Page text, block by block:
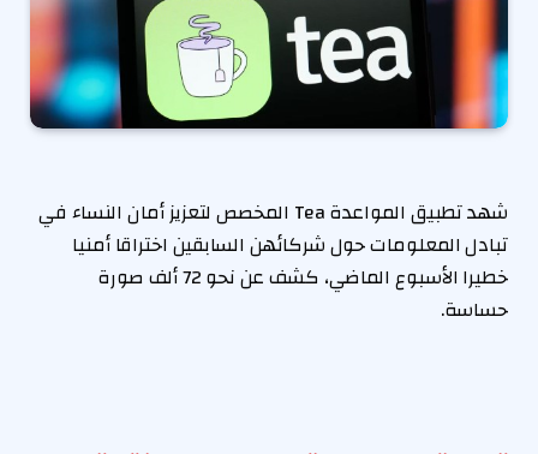
شهد تطبيق المواعدة Tea المخصص لتعزيز أمان النساء في
تبادل المعلومات حول شركائهن السابقين اختراقا أمنيا
خطيرا الأسبوع الماضي، كشف عن نحو 72 ألف صورة
حساسة.